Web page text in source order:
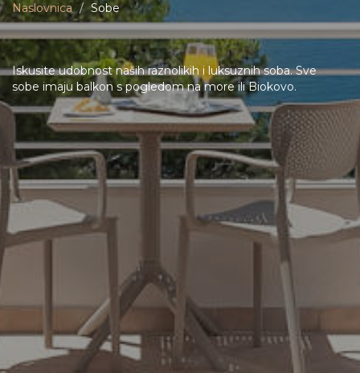
Naslovnica Sobe
Iskusite udobnost naših raznolikih i luksuznih soba. Sve
sobe imaju balkon s pogledom na more ili Biokovo.